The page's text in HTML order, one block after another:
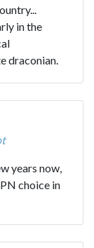
in the
draconian.
years now,
choice in